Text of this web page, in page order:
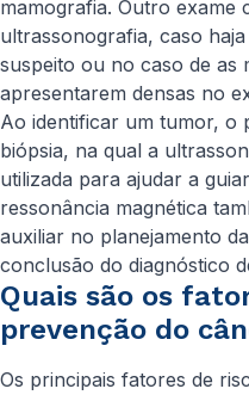
mamografia. Outro exame
ultrassonografia, caso
suspeito ou no caso de as
apresentarem densas no
Ao identificar um tumor, o
biópsia, na qual a
utilizada para ajudar a
ressonância magnética
auxiliar no planejamento
conclusão do diagnóstico
Quais são os
prevenção do
Os principais fatores de